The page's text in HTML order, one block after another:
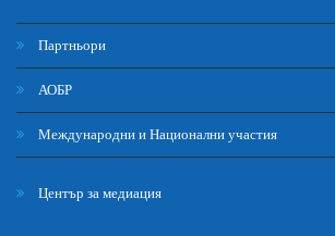
Партньори
АОБР
Международни и Национални участия
Център за медиация